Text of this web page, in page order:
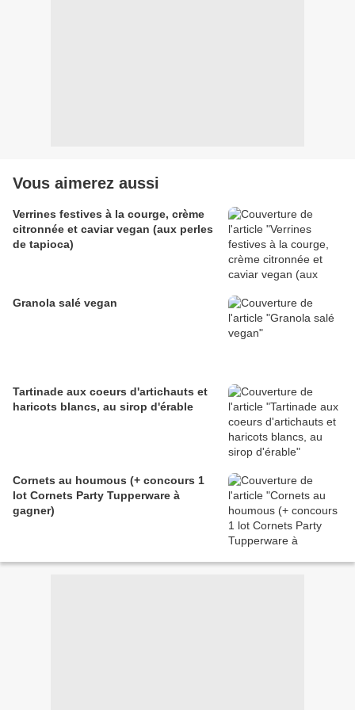
Vous aimerez aussi
Verrines festives à la courge, crème
citronnée et caviar vegan (aux perles
de tapioca)
Granola salé vegan
Tartinade aux coeurs d'artichauts et
haricots blancs, au sirop d'érable
Cornets au houmous (+ concours 1
lot Cornets Party Tupperware à
gagner)